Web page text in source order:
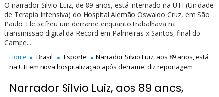
O narrador Silvio Luiz, de 89 anos, está internado na UTI (Unidade
de Terapia Intensiva) do Hospital Alemão Oswaldo Cruz, em São
Paulo. Ele sofreu um derrame enquanto trabalhava na
transmissão digital da Record em Palmeiras x Santos, final do
Campe...
Home Brasil Esporte
Narrador Silvio Luiz, aos 89 anos, está
na UTI em nova hospitalização após derrame, diz reportagem
Narrador Silvio Luiz, aos 89 anos,